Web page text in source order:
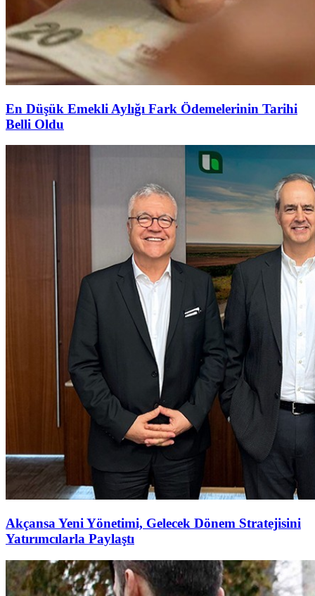
En Düşük Emekli Aylığı Fark Ödemelerinin Tarihi
Belli Oldu
Akçansa Yeni Yönetimi, Gelecek Dönem Stratejisini
Yatırımcılarla Paylaştı